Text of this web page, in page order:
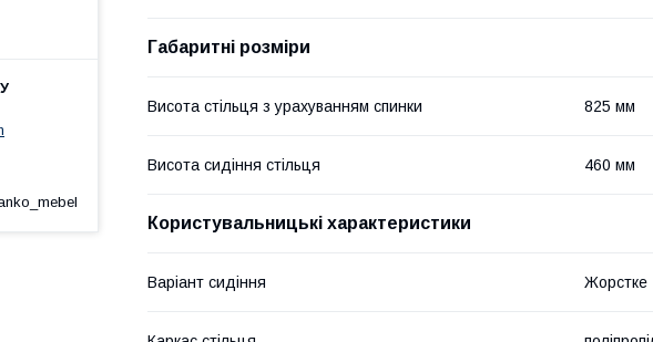
Габаритні розміри
Висота стільця з урахуванням спинки 825 мм
Висота сидіння стільця 460 мм
Користувальницькі характеристики
Варіант сидіння Жорстке